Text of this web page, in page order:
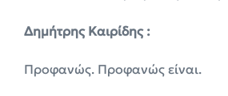
Δημήτρης Καιρίδης :
Προφανώς. Προφανώς είναι.